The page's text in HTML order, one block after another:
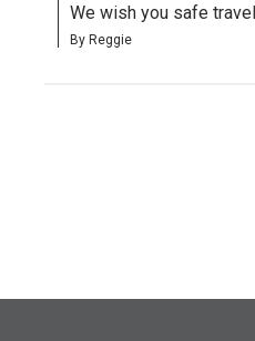
We wish you safe
By Reggie